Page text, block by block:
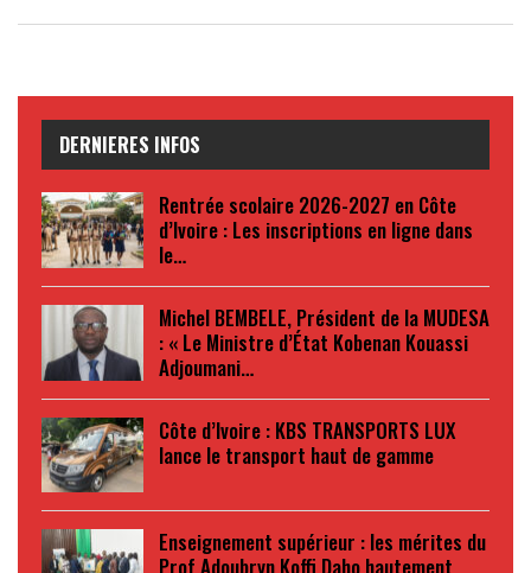
DERNIERES INFOS
Rentrée scolaire 2026-2027 en Côte
d’Ivoire : Les inscriptions en ligne dans
le…
Michel BEMBELE, Président de la MUDESA
: « Le Ministre d’État Kobenan Kouassi
Adjoumani…
Côte d’Ivoire : KBS TRANSPORTS LUX
lance le transport haut de gamme
Enseignement supérieur : les mérites du
Prof Adoubryn Koffi Daho hautement